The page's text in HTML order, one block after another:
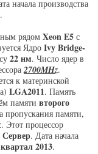
начала производства
.
рядом Xeon E5 с
Ядро Ivy Bridge-
22 нм. Число ядер в
2700MHz.
к материнской
LGA2011. Память
памяти второго
пропускания памяти,
. Этот процессор
Сервер. Дата начала
2013.